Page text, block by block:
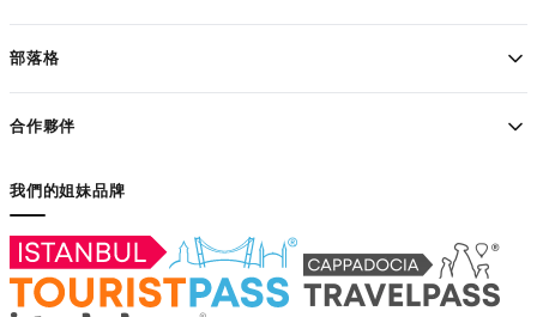
部落格
合作夥伴
我們的姐妹品牌